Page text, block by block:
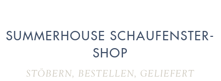
SUMMERHOUSE SCHAUFENSTER-
SHOP
STÖBERN, BESTELLEN, GELIEFERT